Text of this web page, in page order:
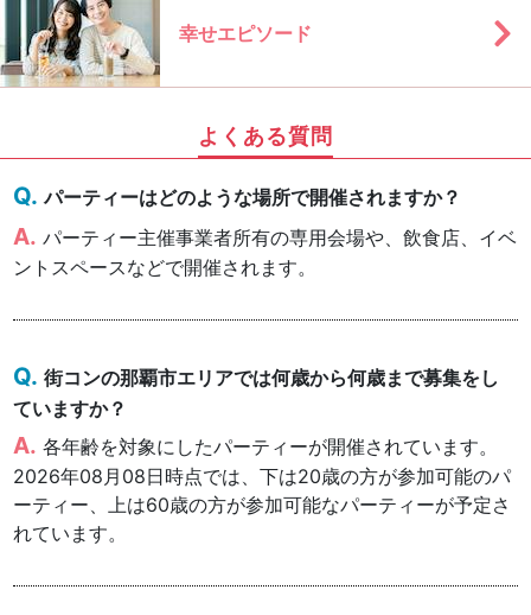
幸せエピソード
よくある質問
パーティーはどのような場所で開催されますか？
パーティー主催事業者所有の専用会場や、飲食店、イベ
ントスペースなどで開催されます。
街コンの那覇市エリアでは何歳から何歳まで募集をし
ていますか？
各年齢を対象にしたパーティーが開催されています。
2026年08月08日時点では、下は20歳の方が参加可能のパ
ーティー、上は60歳の方が参加可能なパーティーが予定さ
れています。